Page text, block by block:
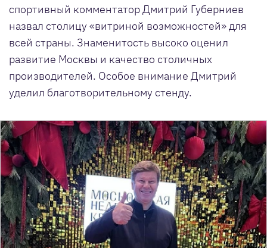
спортивный комментатор Дмитрий Губерниев
назвал столицу «витриной возможностей» для
всей страны. Знаменитость высоко оценил
развитие Москвы и качество столичных
производителей. Особое внимание Дмитрий
уделил благотворительному стенду.